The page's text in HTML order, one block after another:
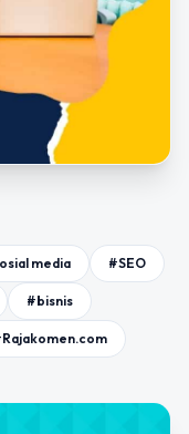
media #SEO
#bisnis